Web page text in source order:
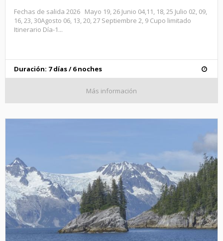
Fechas de salida 2026 Mayo 19, 26 Junio 04,11, 18, 25 Julio 02, 09,
16, 23, 30Agosto 06, 13, 20, 27 Septiembre 2, 9 Cupo limitado
Itinerario Día-1...
Duración: 7 días / 6 noches
Más información